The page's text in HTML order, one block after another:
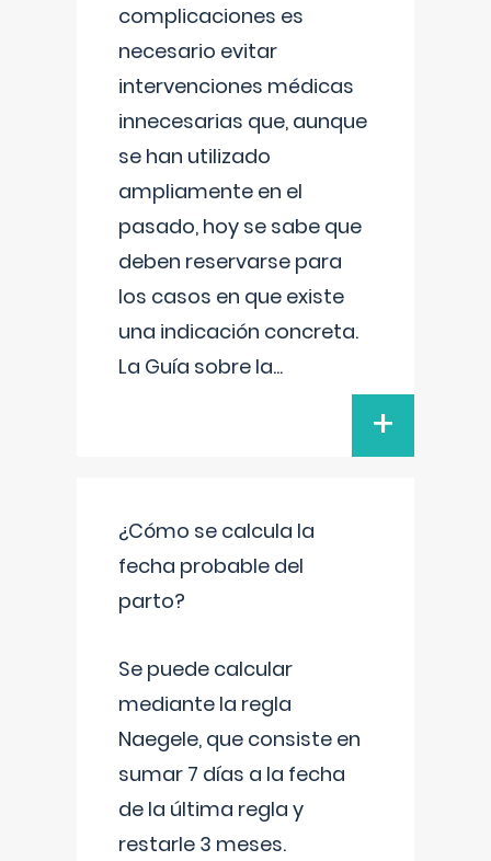
complicaciones es
necesario evitar
intervenciones médicas
innecesarias que, aunque
se han utilizado
ampliamente en el
pasado, hoy se sabe que
deben reservarse para
los casos en que existe
una indicación concreta.
La Guía sobre la...
+
¿Cómo se calcula la
fecha probable del
parto?
Se puede calcular
mediante la regla
Naegele, que consiste en
sumar 7 días a la fecha
de la última regla y
restarle 3 meses.